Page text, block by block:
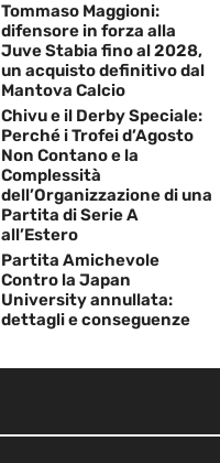
Tommaso Maggioni:
difensore in forza alla
Juve Stabia fino al 2028,
un acquisto definitivo dal
Mantova Calcio
Chivu e il Derby Speciale:
Perché i Trofei d’Agosto
Non Contano e la
Complessità
dell’Organizzazione di una
Partita di Serie A
all’Estero
Partita Amichevole
Contro la Japan
University annullata:
dettagli e conseguenze